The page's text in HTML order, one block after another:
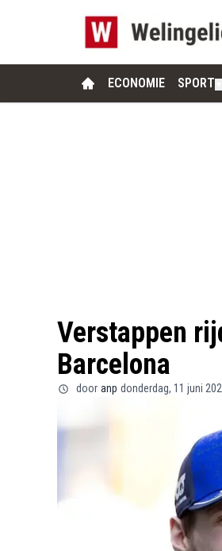
ECONOMIE SPORT
Verstappen
Barcelona
door anp donderdag, 11 juni